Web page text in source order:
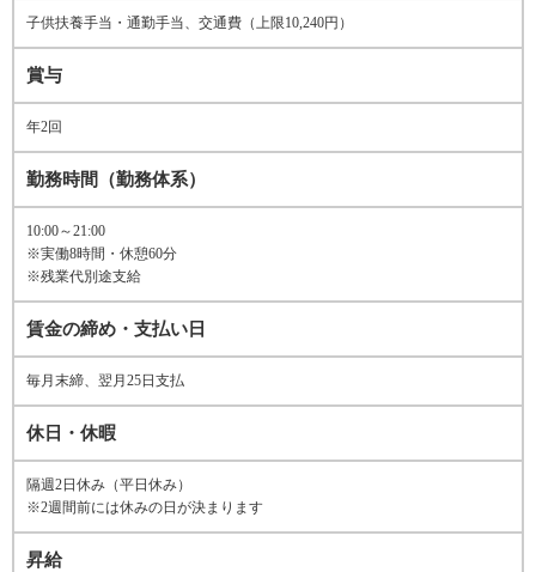
子供扶養手当・通勤手当、交通費（上限10,240円）
賞与
年2回
勤務時間（勤務体系）
10:00～21:00
※実働8時間・休憩60分
※残業代別途支給
賃金の締め・支払い日
毎月末締、翌月25日支払
休日・休暇
隔週2日休み（平日休み）
※2週間前には休みの日が決まります
昇給